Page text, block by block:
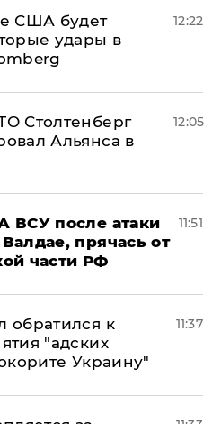
США будет
удары в
12:22
Столтенберг
Альянса в
12:05
ВСУ после атаки
прячась от
части РФ
11:51
обратился к
"адских
Украину"
11:37